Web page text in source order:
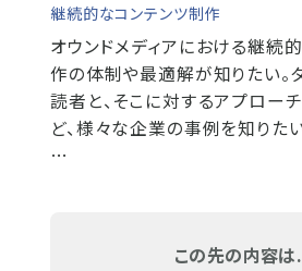
継続的なコンテンツ制作
オウンドメディアにおける継続
作の体制や最適解が知りたい。
読者と、そこに対するアプロー
ど、様々な企業の事例を知りたい
…
この先の内容